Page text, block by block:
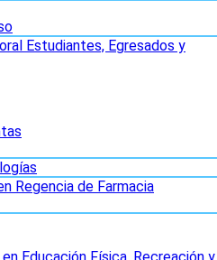
Estudiantes, Egresados y
Regencia de Farmacia